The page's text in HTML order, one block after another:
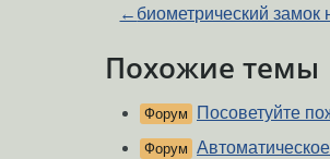
← биометрический замок
Похожие темы
Форум Посоветуйте
Форум